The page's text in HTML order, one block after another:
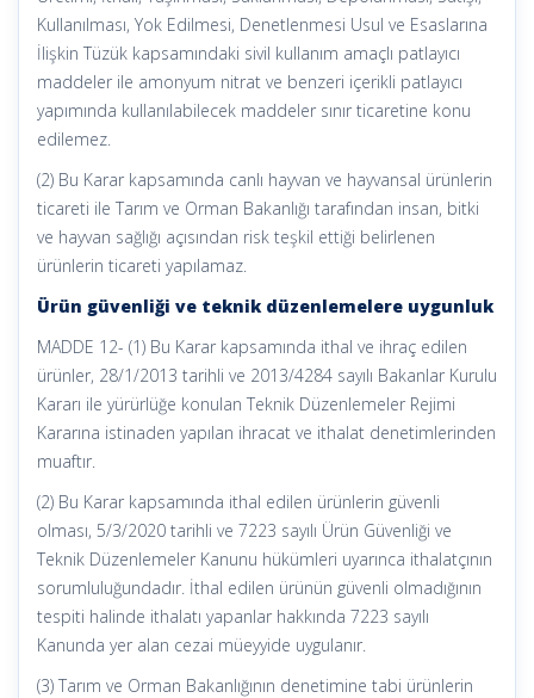
Kullanılması, Yok Edilmesi, Denetlenmesi Usul ve Esaslarına
İlişkin Tüzük kapsamındaki sivil kullanım amaçlı patlayıcı
maddeler ile amonyum nitrat ve benzeri içerikli patlayıcı
yapımında kullanılabilecek maddeler sınır ticaretine konu
edilemez.
(2) Bu Karar kapsamında canlı hayvan ve hayvansal ürünlerin
ticareti ile Tarım ve Orman Bakanlığı tarafından insan, bitki
ve hayvan sağlığı açısından risk teşkil ettiği belirlenen
ürünlerin ticareti yapılamaz.
Ürün güvenliği ve teknik düzenlemelere uygunluk
MADDE 12- (1) Bu Karar kapsamında ithal ve ihraç edilen
ürünler, 28/1/2013 tarihli ve 2013/4284 sayılı Bakanlar Kurulu
Kararı ile yürürlüğe konulan Teknik Düzenlemeler Rejimi
Kararına istinaden yapılan ihracat ve ithalat denetimlerinden
muaftır.
(2) Bu Karar kapsamında ithal edilen ürünlerin güvenli
olması, 5/3/2020 tarihli ve 7223 sayılı Ürün Güvenliği ve
Teknik Düzenlemeler Kanunu hükümleri uyarınca ithalatçının
sorumluluğundadır. İthal edilen ürünün güvenli olmadığının
tespiti halinde ithalatı yapanlar hakkında 7223 sayılı
Kanunda yer alan cezai müeyyide uygulanır.
(3) Tarım ve Orman Bakanlığının denetimine tabi ürünlerin